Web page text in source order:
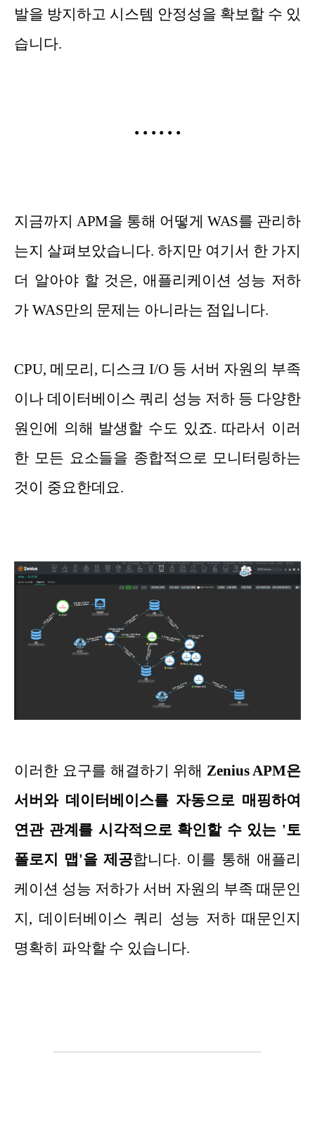
발을 방지하고 시스템 안정성을 확보할 수 있
습니다.
• • • • • •
지금까지 APM을 통해 어떻게 WAS를 관리하
는지 살펴보았습니다. 하지만 여기서 한 가지
더 알아야 할 것은, 애플리케이션 성능 저하
가 WAS만의 문제는 아니라는 점입니다.
CPU, 메모리, 디스크 I/O 등 서버 자원의 부족
이나 데이터베이스 쿼리 성능 저하 등 다양한
원인에 의해 발생할 수도 있죠. 따라서 이러
한 모든 요소들을 종합적으로 모니터링하는
것이 중요한데요.
이러한 요구를 해결하기 위해 Zenius APM은
서버와 데이터베이스를 자동으로 매핑하여
연관 관계를 시각적으로 확인할 수 있는 '토
폴로지 맵'을 제공합니다. 이를 통해 애플리
케이션 성능 저하가 서버 자원의 부족 때문인
지, 데이터베이스 쿼리 성능 저하 때문인지
명확히 파악할 수 있습니다.